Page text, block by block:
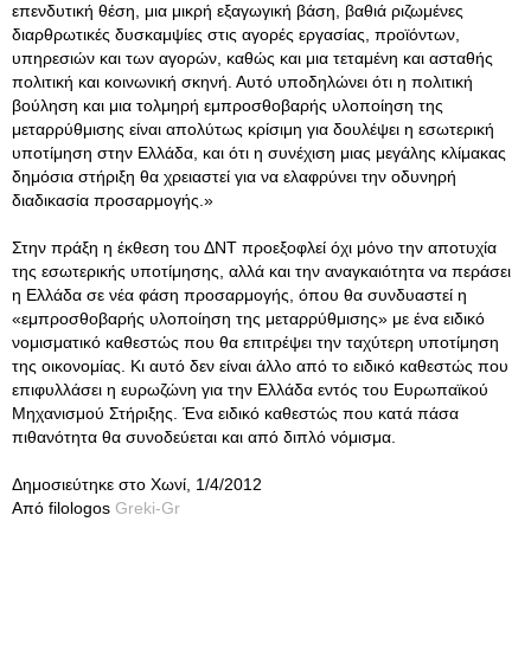
επενδυτική θέση, μια μικρή εξαγωγική βάση, βαθιά ριζωμένες
διαρθρωτικές δυσκαμψίες στις αγορές εργασίας, προϊόντων,
υπηρεσιών και των αγορών, καθώς και μια τεταμένη και ασταθής
πολιτική και κοινωνική σκηνή. Αυτό υποδηλώνει ότι η πολιτική
βούληση και μια τολμηρή εμπροσθοβαρής υλοποίηση της
μεταρρύθμισης είναι απολύτως κρίσιμη για δουλέψει η εσωτερική
υποτίμηση στην Ελλάδα, και ότι η συνέχιση μιας μεγάλης κλίμακας
δημόσια στήριξη θα χρειαστεί για να ελαφρύνει την οδυνηρή
διαδικασία προσαρμογής.»
Στην πράξη η έκθεση του ΔΝΤ προεξοφλεί όχι μόνο την αποτυχία
της εσωτερικής υποτίμησης, αλλά και την αναγκαιότητα να περάσει
η Ελλάδα σε νέα φάση προσαρμογής, όπου θα συνδυαστεί η
«εμπροσθοβαρής υλοποίηση της μεταρρύθμισης» με ένα ειδικό
νομισματικό καθεστώς που θα επιτρέψει την ταχύτερη υποτίμηση
της οικονομίας. Κι αυτό δεν είναι άλλο από το ειδικό καθεστώς που
επιφυλλάσει η ευρωζώνη για την Ελλάδα εντός του Ευρωπαϊκού
Μηχανισμού Στήριξης. Ένα ειδικό καθεστώς που κατά πάσα
πιθανότητα θα συνοδεύεται και από διπλό νόμισμα.
Δημοσιεύτηκε στο Χωνί, 1/4/2012
Από filologos Greki-Gr